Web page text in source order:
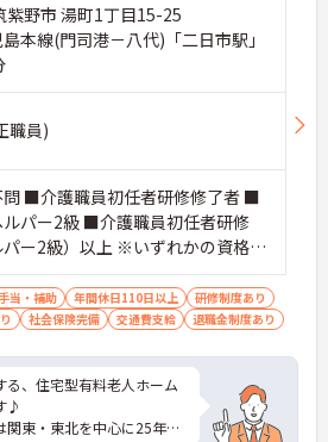
紫野市 湯町1丁目15-25
島本線(門司港－八代)「二日市駅」
職員)
■介護職員初任者研修修了者 ■
ルパー2級 ■介護職員初任者研修
）以上 ※いずれかの資格所
当・補助 年間休日110日以上
研修制度あり
社会保険完備 交通費支給 退職金制度あり
、住宅型有料老人ホーム
♪
関東・東北を中心に25年間